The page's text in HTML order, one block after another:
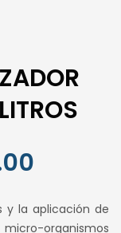
actual
y la aplicación de
organismos